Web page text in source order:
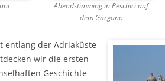
Abendstimming in Peschici auf
dem Gargano
entlang der Adriaküste
wir die ersten
Geschichte